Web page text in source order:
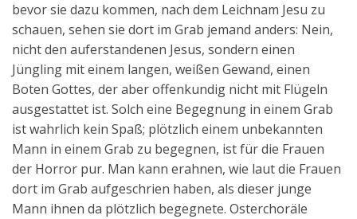
bevor sie dazu kommen, nach dem Leichnam Jesu zu
schauen, sehen sie dort im Grab jemand anders: Nein,
nicht den auferstandenen Jesus, sondern einen
Jüngling mit einem langen, weißen Gewand, einen
Boten Gottes, der aber offenkundig nicht mit Flügeln
ausgestattet ist. Solch eine Begegnung in einem Grab
ist wahrlich kein Spaß; plötzlich einem unbekannten
Mann in einem Grab zu begegnen, ist für die Frauen
der Horror pur. Man kann erahnen, wie laut die Frauen
dort im Grab aufgeschrien haben, als dieser junge
Mann ihnen da plötzlich begegnete. Osterchoräle